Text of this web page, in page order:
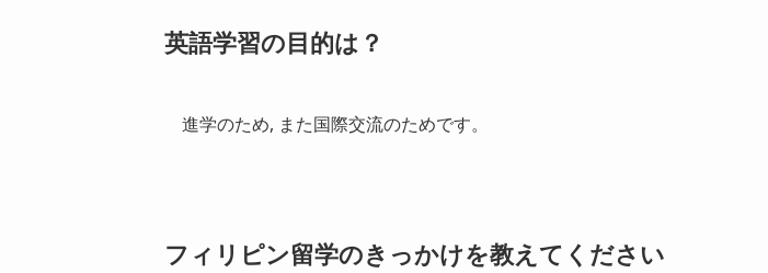
英語学習の目的は？
進学のため, また国際交流のためです。
フィリピン留学のきっかけを教えてください